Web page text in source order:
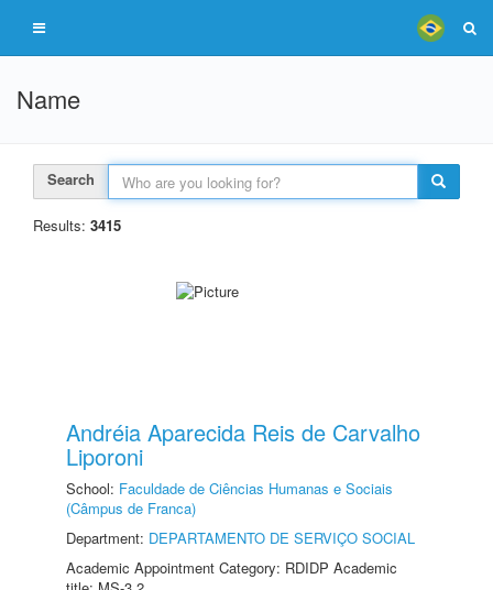
Name
Search
Results: 3415
Andréia Aparecida Reis de Carvalho
Liporoni
School: Faculdade de Ciências Humanas e Sociais
(Câmpus de Franca)
Department: DEPARTAMENTO DE SERVIÇO SOCIAL
Academic Appointment Category: RDIDP Academic